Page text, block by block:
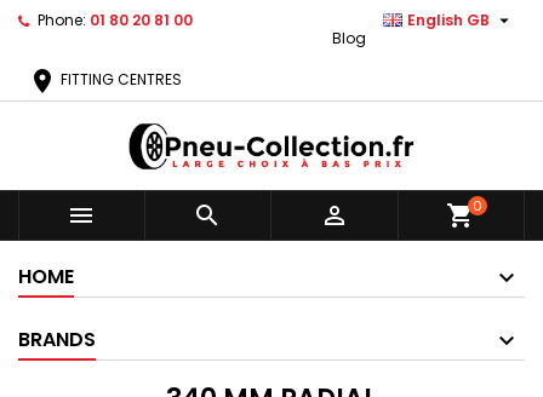
Phone: 01 80 20 81 00 English GB 
Blog
location_on FITTING CENTRES
   shopping_cart0
HOME
BRANDS